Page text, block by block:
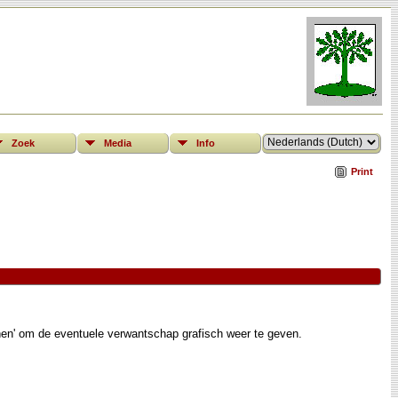
Zoek Media Info
Print
om de eventuele verwantschap grafisch weer te geven.